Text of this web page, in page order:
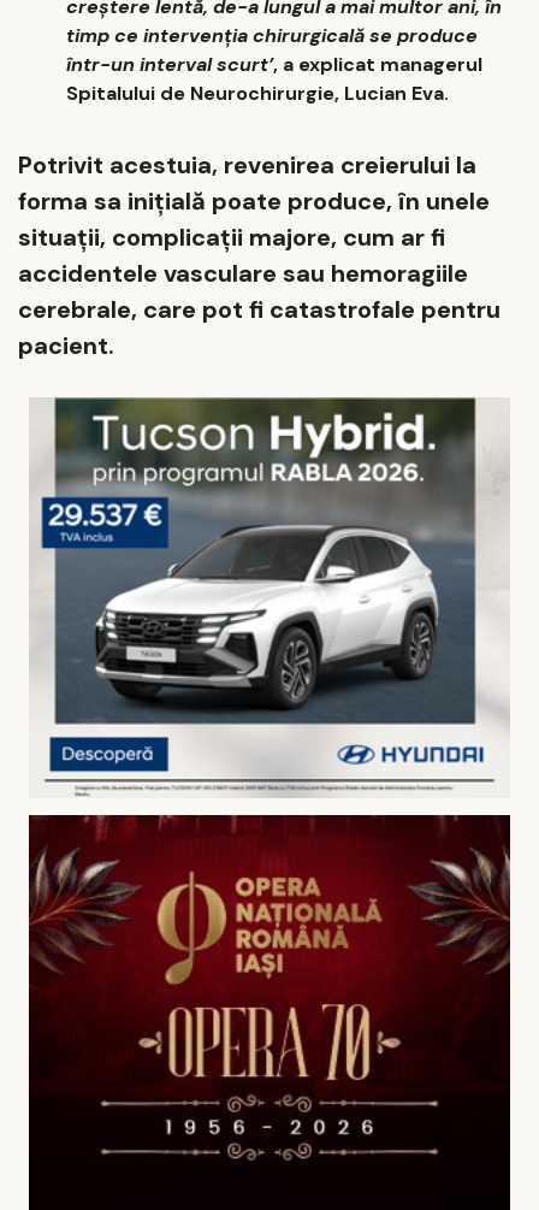
creștere lentă, de-a lungul a mai multor ani, în
timp ce intervenția chirurgicală se produce
într-un interval scurt’, a explicat managerul
Spitalului de Neurochirurgie, Lucian Eva.
Potrivit acestuia, revenirea creierului la
forma sa inițială poate produce, în unele
situații, complicații majore, cum ar fi
accidentele vasculare sau hemoragiile
cerebrale, care pot fi catastrofale pentru
pacient.